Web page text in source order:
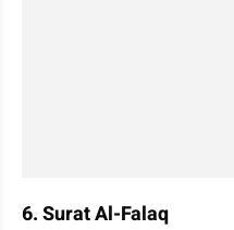
6. Surat Al-Falaq